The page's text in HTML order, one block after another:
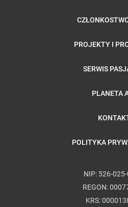
PROJEKTY I
SERWIS
PLANETA
POLITYKA
NIP: 526-
REGON:
KRS: